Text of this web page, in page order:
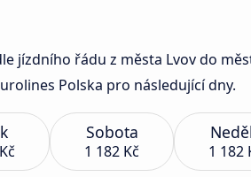
jízdního řádu z města Lvov do
Polska pro následující dny.
Sobota
1 182 Kč 1 182